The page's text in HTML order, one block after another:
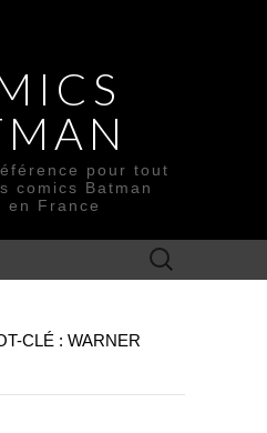
pour tout
comics Batman
en France
Rechercher :
CLÉ : WARNER